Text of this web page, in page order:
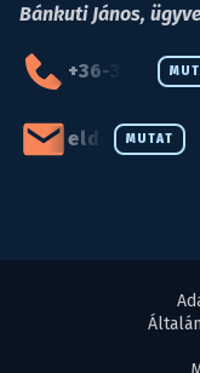
Bánkuti János,
+36-34-590-
MUTAT
eld@eld.hu